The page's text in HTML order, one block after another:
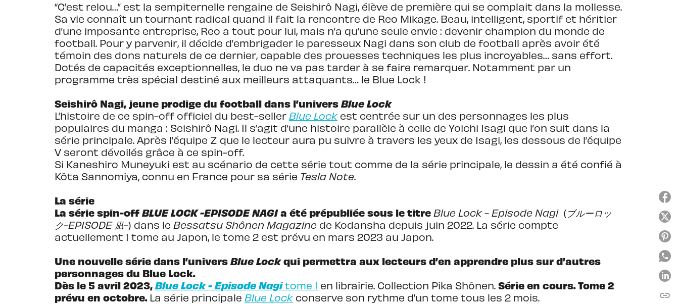
“C’est relou…” est la sempiternelle rengaine de Seishirô Nagi, élève de première qui se complait dans la mollesse.
Sa vie connaît un tournant radical quand il fait la rencontre de Reo Mikage. Beau, intelligent, sportif et héritier
d’une imposante entreprise, Reo a tout pour lui, mais n’a qu’une seule envie : devenir champion du monde de
football. Pour y parvenir, il décide d’embrigader le paresseux Nagi dans son club de football après avoir été
témoin des dons naturels de ce dernier, capable des prouesses techniques les plus incroyables… sans effort.
Dotés de capacités exceptionnelles, le duo ne va pas tarder à se faire remarquer. Notamment par un
programme très spécial destiné aux meilleurs attaquants… le Blue Lock !
Seishirô Nagi, jeune prodige du football dans l’univers Blue Lock
L’histoire de ce spin-off officiel du best-seller Blue Lockest centrée sur un des personnages les plus
populaires du manga : Seishirô Nagi. Il s’agit d’une histoire parallèle à celle de Yoichi Isagi que l’on suit dans la
série principale. Après l’équipe Z que le lecteur aura pu suivre à travers les yeux de Isagi, les dessous de l’équipe
V seront dévoilés grâce à ce spin-off.
Si Kaneshiro Muneyuki est au scénario de cette série tout comme de la série principale, le dessin a été confié à
Kôta Sannomiya, connu en France pour sa série Tesla Note.
La série
La série spin-off BLUE LOCK -EPISODE NAGIa été prépubliée sous le titre Blue Lock - Episode Nagi(ブルーロッ
ク-EPISODE 凪-) dans le Bessatsu Shônen Magazine de Kodansha depuis juin 2022. La série compte
actuellement 1 tome au Japon, le tome 2 est prévu en mars 2023 au Japon.
Une nouvelle série dans l’univers Blue Lockqui permettra aux lecteurs d’en apprendre plus sur d’autres
personnages du Blue Lock.
Dès le 5 avril 2023, Blue Lock - Episode Nagi tome 1 en librairie. Collection Pika Shônen. Série en cours. Tome 2
prévu en octobre.La série principale Blue Lockconserve son rythme d’un tome tous les 2 mois. link